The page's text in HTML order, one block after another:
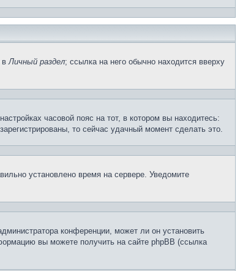
вЛичный раздел; ссылка на него обычно находится вверху
часовой пояс на тот, в котором вы находитесь:
то сейчас удачный момент сделать это.
установлено время на сервере. Уведомите
конференции, может ли он установить
вы можете получить на сайте phpBB (ссылка